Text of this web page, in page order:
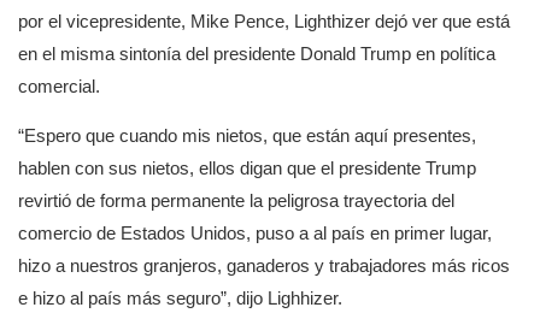
por el vicepresidente, Mike Pence, Lighthizer dejó ver que está
en el misma sintonía del presidente Donald Trump en política
comercial.
“Espero que cuando mis nietos, que están aquí presentes,
hablen con sus nietos, ellos digan que el presidente Trump
revirtió de forma permanente la peligrosa trayectoria del
comercio de Estados Unidos, puso a al país en primer lugar,
hizo a nuestros granjeros, ganaderos y trabajadores más ricos
e hizo al país más seguro”, dijo Lighhizer.